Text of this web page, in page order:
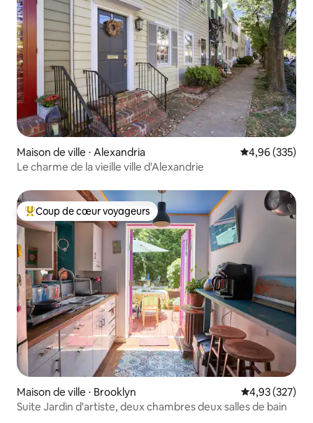
Maison de ville ⋅ Alexandria Évaluation
4,96 (335)
Le charme de la vieille ville d'Alexandrie
Coups de cœur voyageurs les plus appréciés
Coup de cœur voyageurs
Maison de ville ⋅ Brooklyn Évaluation
4,93 (327)
Suite Jardin d'artiste, deux chambres deux salles de bain